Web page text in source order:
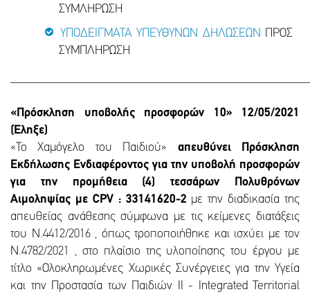
ΣΥΜΛΗΡΩΣΗ
ΥΠΟΔΕΙΓΜΑΤΑ ΥΠΕΥΘΥΝΩΝ ΔΗΛΩΣΕΩΝ ΠΡΟΣ
ΣΥΜΠΛΗΡΩΣΗ
«Πρόσκληση υποβολής προσφορών 10» 12/05/2021
(Έληξε)
«Το Χαμόγελο του Παιδιού» απευθύνει Πρόσκληση
Εκδήλωσης Ενδιαφέροντος για την υποβολή προσφορών
για την προμήθεια (4) τεσσάρων Πολυθρόνων
Αιμοληψίας με CPV : 33141620-2 με την διαδικασία της
απευθείας ανάθεσης σύμφωνα με τις κείμενες διατάξεις
του Ν.4412/2016 , όπως τροποποιήθηκε και ισχύει με τον
Ν.4782/2021 , στο πλαίσιο της υλοποίησης του έργου με
τίτλο «Ολοκληρωμένες Χωρικές Συνέργειες για την Υγεία
και την Προστασία των Παιδιών II - Integrated Territorial